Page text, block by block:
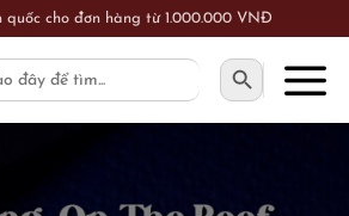
quốc cho đơn hàng từ 1.000.000 VNĐ
SEARCH BUTTON